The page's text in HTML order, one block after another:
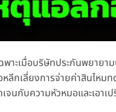
เมื่อบริษัทประกันพยายาม
หลีกเลี่ยงการจ่ายค่าสิน
นกับความหัวหมอและเอาเ